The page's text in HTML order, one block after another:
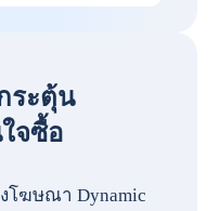
ระตุ้น
จซื้อ
โฆษณา Dynamic